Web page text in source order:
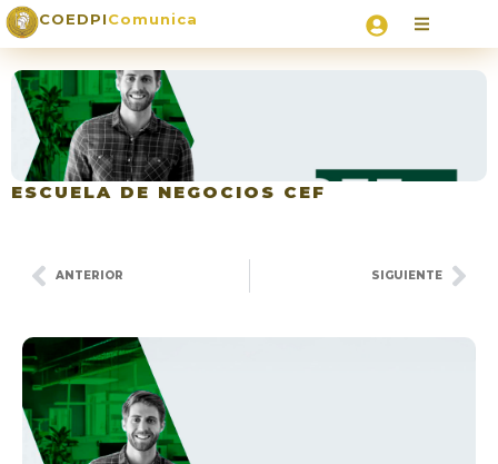
COEDPIComunica
ESCUELA DE NEGOCIOS CEF
ANTERIOR SIGUIENTE